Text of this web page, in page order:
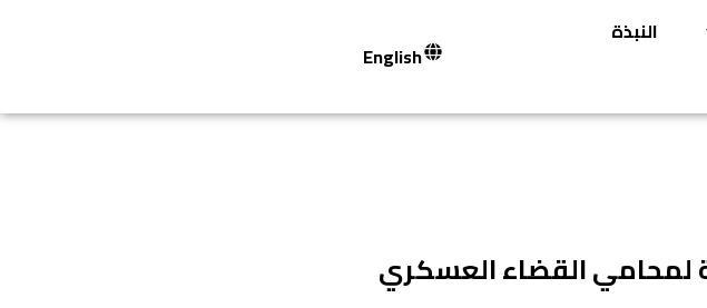
النبذة
English
لمحامي القضاء العسكري